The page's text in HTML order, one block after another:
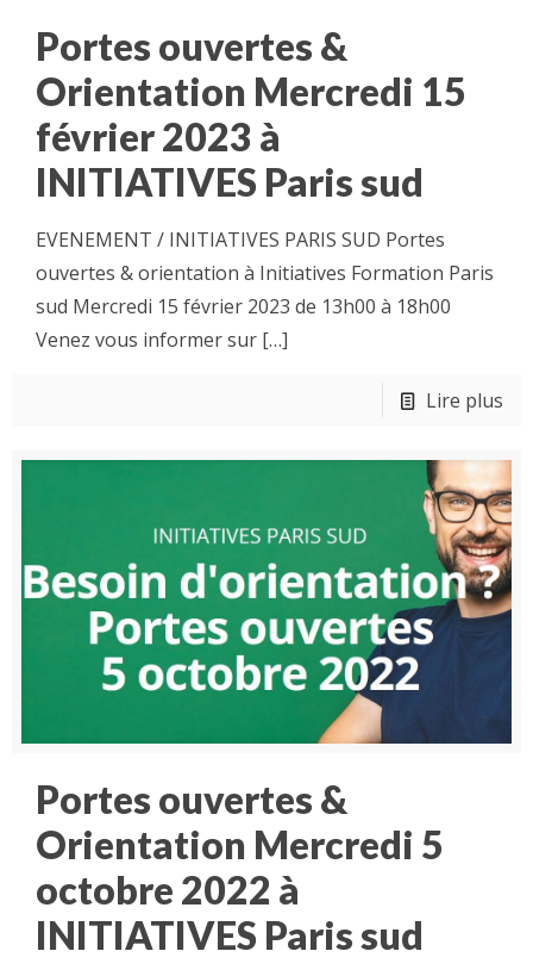
Portes ouvertes &
Orientation Mercredi 15
février 2023 à
INITIATIVES Paris sud
EVENEMENT / INITIATIVES PARIS SUD Portes
ouvertes & orientation à Initiatives Formation Paris
sud Mercredi 15 février 2023 de 13h00 à 18h00
Venez vous informer sur […]
Lire plus
Portes ouvertes &
Orientation Mercredi 5
octobre 2022 à
INITIATIVES Paris sud